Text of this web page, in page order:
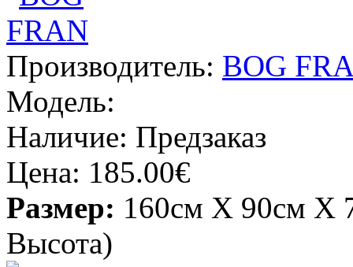
Производитель: BOG
Модель:
Наличие: Предзаказ
Цена: 185.00€
Размер: 160см X 90см
Высота)